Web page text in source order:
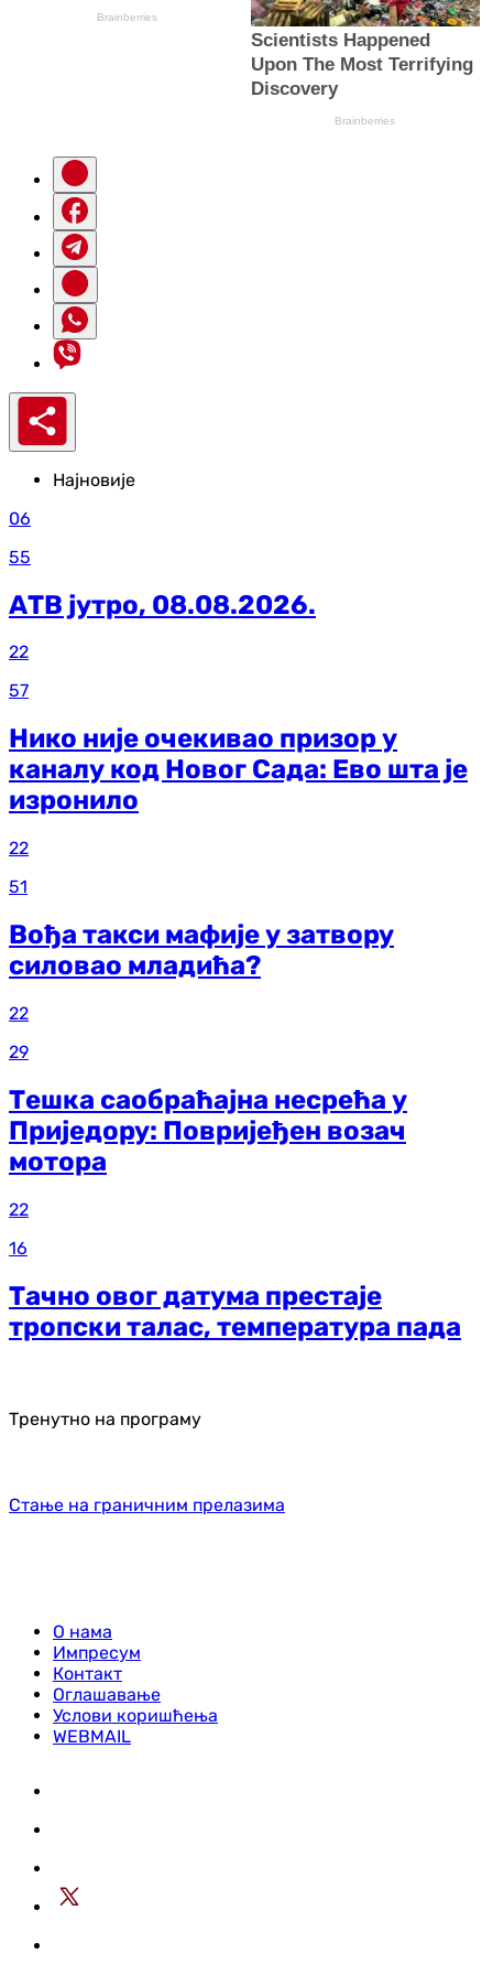
Најновије
06
55
АТВ јутро, 08.08.2026.
22
57
Нико није очекивао призор у
каналу код Новог Сада: Ево шта је
изронило
22
51
Вођа такси мафије у затвору
силовао младића?
22
29
Тешка саобраћајна несрећа у
Приједору: Повријеђен возач
мотора
22
16
Тачно овог датума престаје
тропски талас, температура пада
Тренутно на програму
Стање на граничним прелазима
О нама
Импресум
Контакт
Оглашавање
Услови коришћења
WEBMAIL